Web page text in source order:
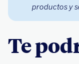
productos y
Te